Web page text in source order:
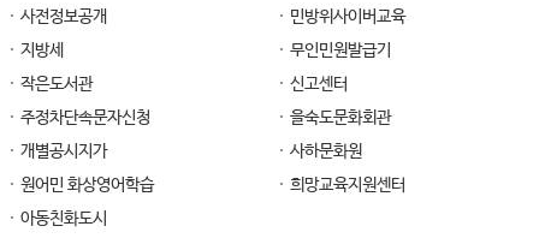
사전정보공개
민방위사이버교육
지방세
무인민원발급기
작은도서관
신고센터
주정차단속문자신청
을숙도문화회관
개별공시지가
사하문화원
원어민 화상영어학습
희망교육지원센터
아동친화도시